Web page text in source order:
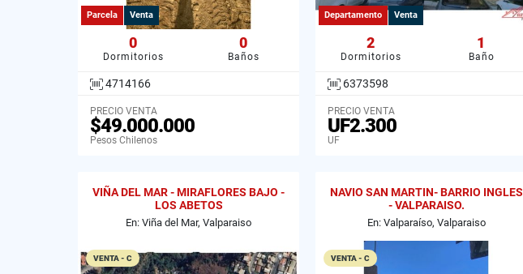
Parcela Venta
0
Dormitorios
0
Baños
4714166
PRECIO VENTA
$49.000.000
Pesos Chilenos
Departamento Venta
2
Dormitorios
1
Baño
6373598
PRECIO VENTA
UF2.300
UF
VIÑA DEL MAR - MIRAFLORES BAJO -
LOS ABETOS
En: Viña del Mar, Valparaiso
VENTA - C
NAVIO SAN MARTIN- BARRIO INGLES
- VALPARAISO.
En: Valparaíso, Valparaiso
VENTA - C